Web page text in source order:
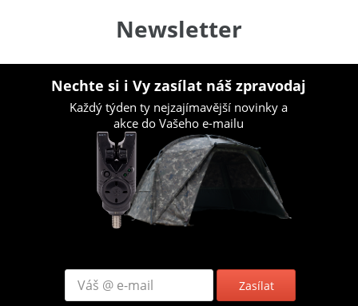
Newsletter
Nechte si i Vy zasílat náš zpravodaj
Každý týden ty nejzajímavější novinky a
akce do Vašeho e-mailu
Zasílat